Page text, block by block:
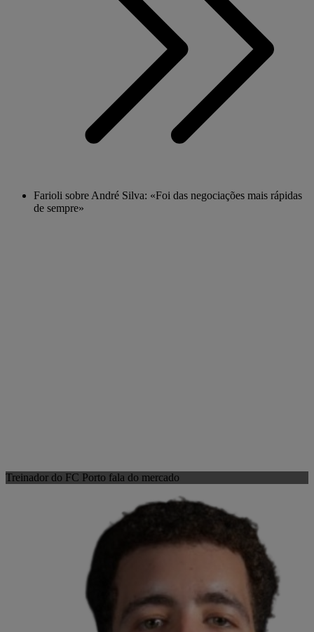
Farioli sobre André Silva: «Foi das negociações mais rápidas
de sempre»
Treinador do FC Porto fala do mercado